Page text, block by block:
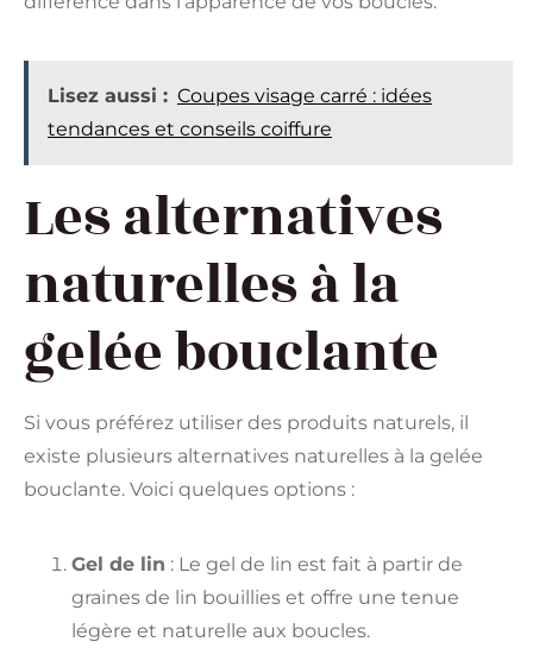
Lisez aussi : Coupes visage carré : idées
tendances et conseils coiffure
Les alternatives
naturelles à la
gelée bouclante
Si vous préférez utiliser des produits naturels, il
existe plusieurs alternatives naturelles à la gelée
bouclante. Voici quelques options :
Gel de lin : Le gel de lin est fait à partir de
graines de lin bouillies et offre une tenue
légère et naturelle aux boucles.